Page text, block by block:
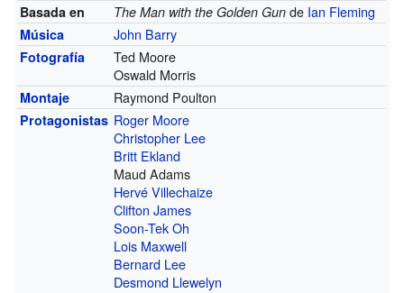
Basada en The Man with the Golden Gun de Ian Fleming
Música John Barry
Fotografía
Ted Moore
Oswald Morris
Montaje Raymond Poulton
Protagonistas Roger Moore
Christopher Lee
Britt Ekland
Maud Adams
Hervé Villechaize
Clifton James
Soon-Tek Oh
Lois Maxwell
Bernard Lee
Desmond Llewelyn